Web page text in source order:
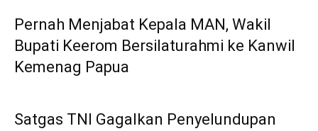
Pernah Menjabat Kepala MAN, Wakil
Bupati Keerom Bersilaturahmi ke Kanwil
Kemenag Papua
Satgas TNI Gagalkan Penyelundupan